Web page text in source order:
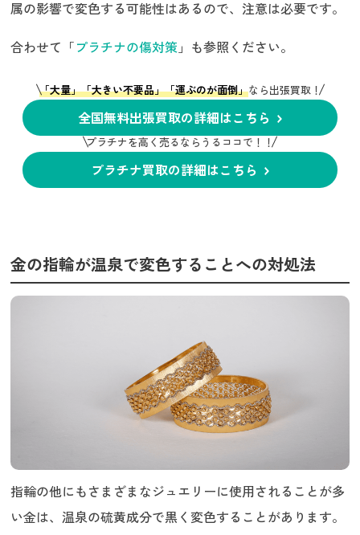
属の影響で変色する可能性はあるので、注意は必要です。
合わせて「プラチナの傷対策 」も参照ください。
「大量」「大きい不要品」「運ぶのが面倒」なら出張買取！
全国無料出張買取の詳細はこちら
プラチナを高く売るならうるココで！！
プラチナ買取の詳細はこちら
金の指輪が温泉で変色することへの対処法
指輪の他にもさまざまなジュエリーに使用されることが多
い金は、温泉の硫黄成分で黒く変色することがあります。